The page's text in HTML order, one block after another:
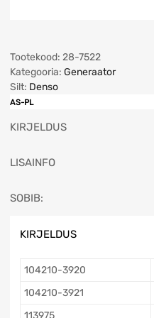
Tootekood: 28-7522
Kategooria: Generaator
Silt: Denso
AS-PL
KIRJELDUS
LISAINFO
SOBIB:
KIRJELDUS
104210-3920
104210-3921
113975